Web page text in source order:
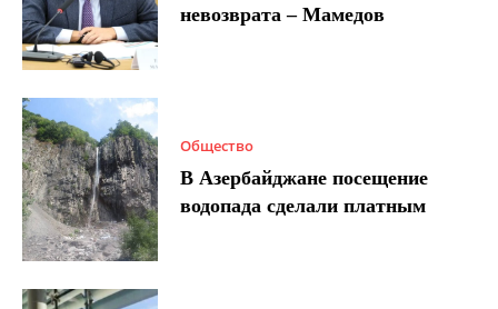
невозврата – Мамедов
Общество
В Азербайджане посещение
водопада сделали платным